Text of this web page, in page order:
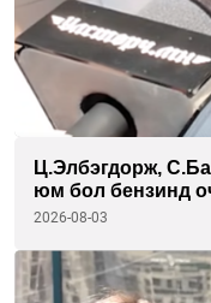
Ц.Элбэгдорж,
юм бол бензинд
2026-08-03